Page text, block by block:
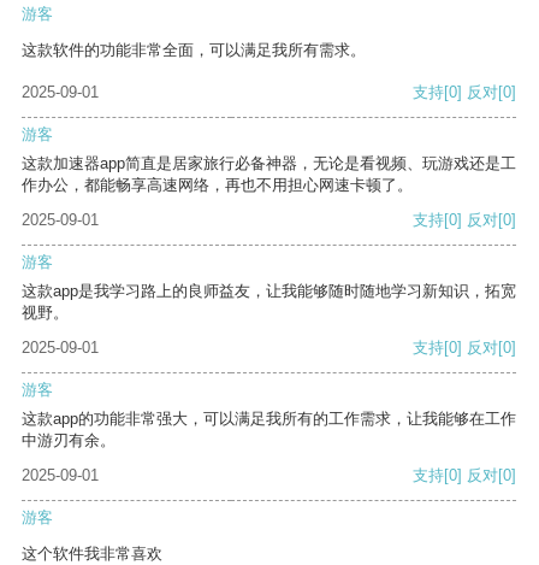
游客
这款软件的功能非常全面，可以满足我所有需求。
2025-09-01 支持[0] 反对[0]
游客
这款加速器app简直是居家旅行必备神器，无论是看视频、玩游戏还是工
作办公，都能畅享高速网络，再也不用担心网速卡顿了。
2025-09-01
支持[0] 反对[0]
游客
这款app是我学习路上的良师益友，让我能够随时随地学习新知识，拓宽
视野。
2025-09-01
支持[0] 反对[0]
游客
这款app的功能非常强大，可以满足我所有的工作需求，让我能够在工作
中游刃有余。
2025-09-01
支持[0] 反对[0]
游客
这个软件我非常喜欢